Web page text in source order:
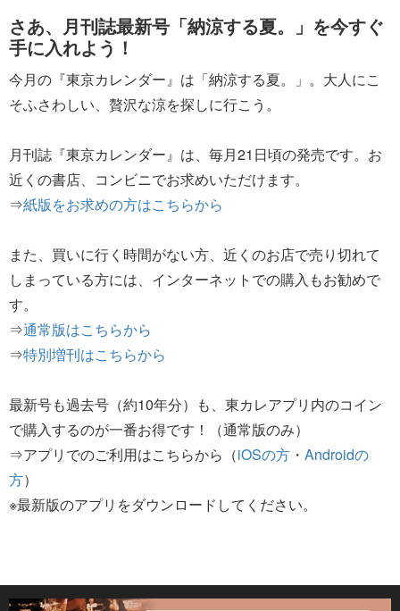
さあ、月刊誌最新号「納涼する夏。」を今すぐ
手に入れよう！
今月の『東京カレンダー』は「納涼する夏。」。大人にこ
そふさわしい、贅沢な涼を探しに行こう。
月刊誌『東京カレンダー』は、毎月21日頃の発売です。お
近くの書店、コンビニでお求めいただけます。
⇒紙版をお求めの方はこちらから
また、買いに行く時間がない方、近くのお店で売り切れて
しまっている方には、インターネットでの購入もお勧めで
す。
⇒通常版はこちらから
⇒特別増刊はこちらから
最新号も過去号（約10年分）も、東カレアプリ内のコイン
で購入するのが一番お得です！（通常版のみ）
⇒アプリでのご利用はこちらから（iOSの方 ・ Androidの
方）
※最新版のアプリをダウンロードしてください。